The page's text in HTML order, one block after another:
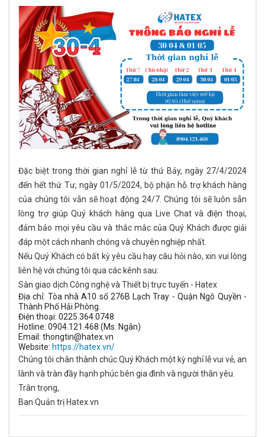
Đặc biệt trong thời gian nghỉ lễ từ thứ Bảy, ngày 27/4/2024
đến hết thứ Tư, ngày 01/5/2024, bộ phận hỗ trợ khách hàng
của chúng tôi vẫn sẽ hoạt động 24/7. Chúng tôi sẽ luôn sẵn
lòng trợ giúp Quý khách hàng qua Live Chat và điện thoại,
đảm bảo mọi yêu cầu và thắc mắc của Quý Khách được giải
đáp một cách nhanh chóng và chuyên nghiệp nhất.
Nếu Quý Khách có bất kỳ yêu cầu hay câu hỏi nào, xin vui lòng
liên hệ với chúng tôi qua các kênh sau:
Sàn giao dịch Công nghệ và Thiết bị trực tuyến - Hatex
Địa chỉ: Tòa nhà A10 số 276B Lạch Tray - Quận Ngô Quyền -
Thành Phố Hải Phòng.
Điện thoại: 0225.364.0748
Hotline: 0904.121.468 (Ms. Ngân)
Email: thongtin@hatex.vn
Website: https://hatex.vn/
Chúng tôi chân thành chúc Quý Khách một kỳ nghỉ lễ vui vẻ, an
lành và tràn đầy hạnh phúc bên gia đình và người thân yêu.
Trân trọng,
Ban Quản trị Hatex.vn